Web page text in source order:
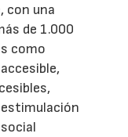
con una
de 1.000
como